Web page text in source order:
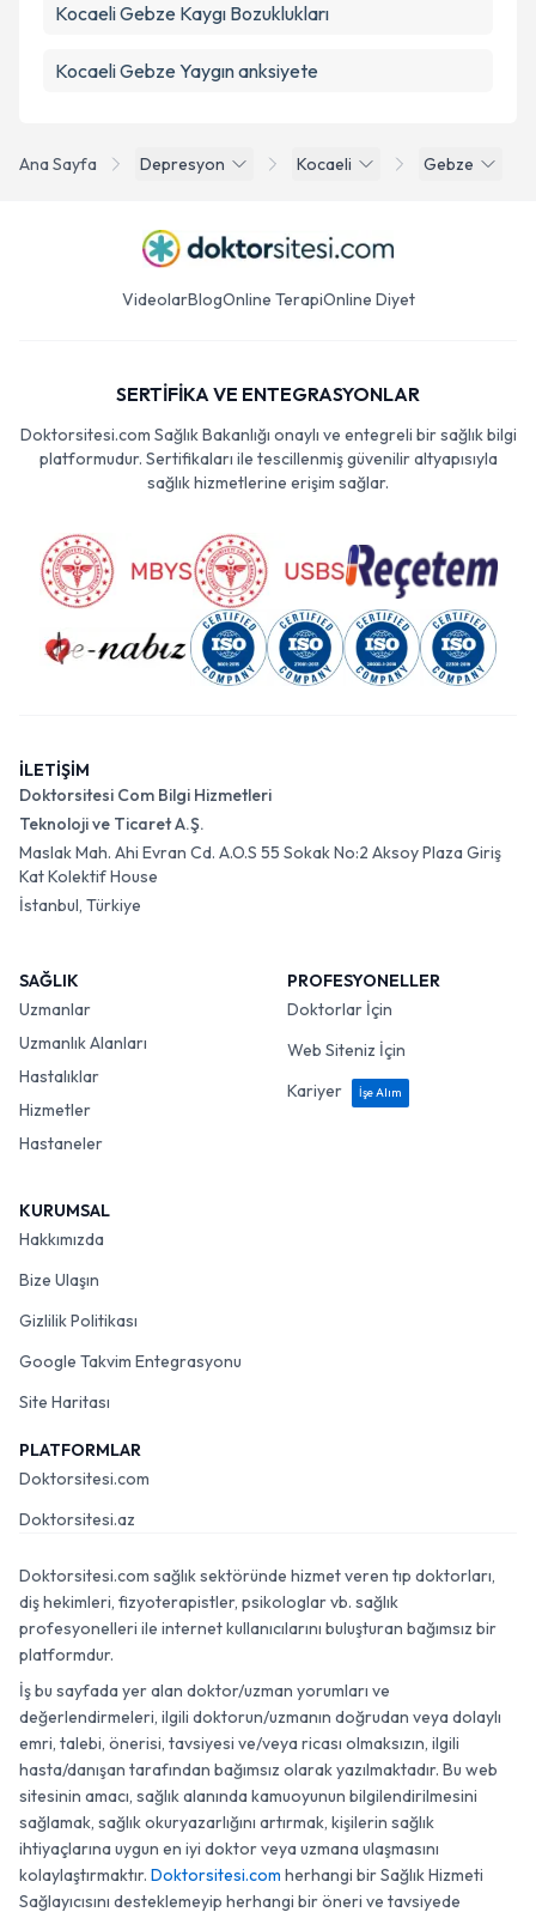
Ana Sayfa Depresyon Kocaeli Gebze
Kocaeli Gebze Kaygı Bozuklukları
Kocaeli Gebze Yaygın anksiyete
VideolarBlogOnline TerapiOnline Diyet
SERTİFİKA VE ENTEGRASYONLAR
Doktorsitesi.com Sağlık Bakanlığı onaylı ve entegreli bir sağlık bilgi
platformudur. Sertifikaları ile tescillenmiş güvenilir altyapısıyla
sağlık hizmetlerine erişim sağlar.
İLETİŞİM
Doktorsitesi Com Bilgi Hizmetleri
Teknoloji ve Ticaret A.Ş.
Maslak Mah. Ahi Evran Cd. A.O.S 55 Sokak No:2 Aksoy Plaza Giriş
Kat Kolektif House
İstanbul, Türkiye
SAĞLIK
Uzmanlar
Uzmanlık Alanları
Hastalıklar
Hizmetler
Hastaneler
PROFESYONELLER
Doktorlar İçin
Web Siteniz İçin
Kariyer
İşe Alım
KURUMSAL
Hakkımızda
Bize Ulaşın
Gizlilik Politikası
Google Takvim Entegrasyonu
Site Haritası
PLATFORMLAR
Doktorsitesi.com
Doktorsitesi.az
Doktorsitesi.com sağlık sektöründe hizmet veren tıp doktorları,
diş hekimleri, fizyoterapistler, psikologlar vb. sağlık
profesyonelleri ile internet kullanıcılarını buluşturan bağımsız bir
platformdur.
İş bu sayfada yer alan doktor/uzman yorumları ve
değerlendirmeleri, ilgili doktorun/uzmanın doğrudan veya dolaylı
emri, talebi, önerisi, tavsiyesi ve/veya ricası olmaksızın, ilgili
hasta/danışan tarafından bağımsız olarak yazılmaktadır. Bu web
sitesinin amacı, sağlık alanında kamuoyunun bilgilendirilmesini
sağlamak, sağlık okuryazarlığını artırmak, kişilerin sağlık
ihtiyaçlarına uygun en iyi doktor veya uzmana ulaşmasını
kolaylaştırmaktır. Doktorsitesi.com herhangi bir Sağlık Hizmeti
Sağlayıcısını desteklemeyip herhangi bir öneri ve tavsiyede